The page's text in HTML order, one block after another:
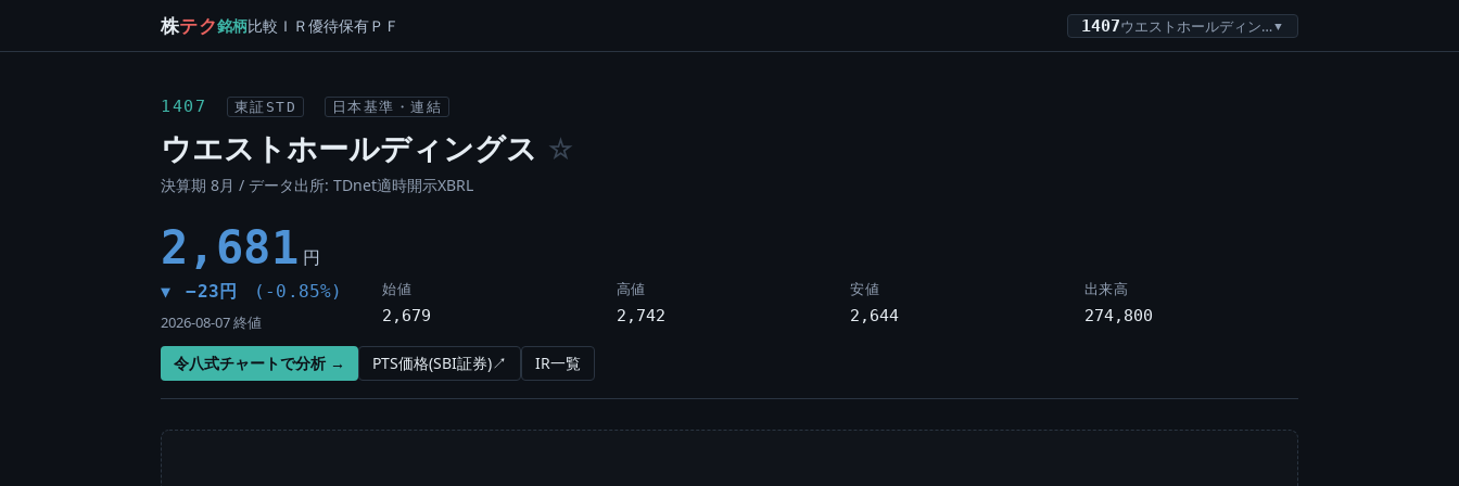
株テク銘柄比較 ＩＲ優待保有ＰＦ 1407 ウエストホールディングス▼
1407 東証STD 日本基準・連結
ウエストホールディングス ☆
決算期 8月 / データ出所: TDnet適時開示XBRL
2,681 円
▼ −23円 (-0.85%)
2026-08-07 終値
始値
2,679
高値
2,742
安値
2,644
出来高
274,800
令八式チャートで分析 → PTS価格(SBI証券)↗ IR一覧